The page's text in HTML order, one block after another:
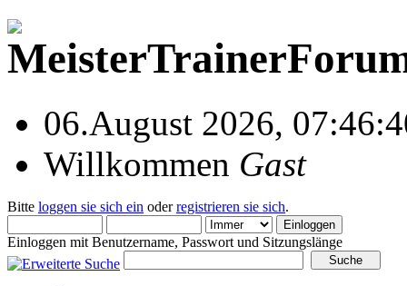
06.August 2026,
Willkommen Gast
Bitte loggen sie sich ein oderregistrieren sie sich.
Einloggen mit Benutzername, Passwort und Sitzungslänge